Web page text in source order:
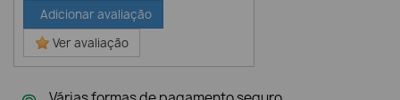
Adicionar avaliação
Ver avaliação